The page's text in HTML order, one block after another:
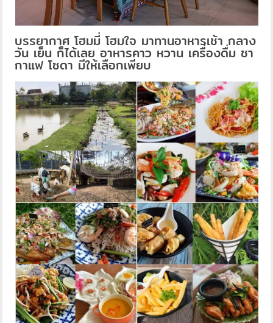
บรรยากาศ โฮมมี่ โฮมใจ มาทานอาหารเช้า กลาง
วัน เย็น ก็ได้เลย อาหารคาว หวาน เครื่องดื่ม ชา
กาแฟ โซดา มีให้เลือกเพียบ